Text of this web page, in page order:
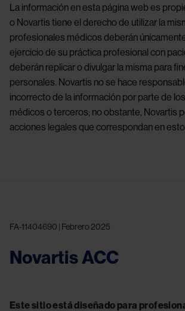
La información en esta página web es
o Novartis tiene el derecho de utilizar la
profesionales médicos deberán
ejercicio de su práctica profesional con
deberán replicar o divulgar la misma para
personales. Novartis no se hace
incorrecto de la información por parte de
médicos o terceros; no obstante, Novartis
acciones legales que correspondan en
FA-11404690 | Febrero 2025
Novartis ACC
Este sitio está diseñado para